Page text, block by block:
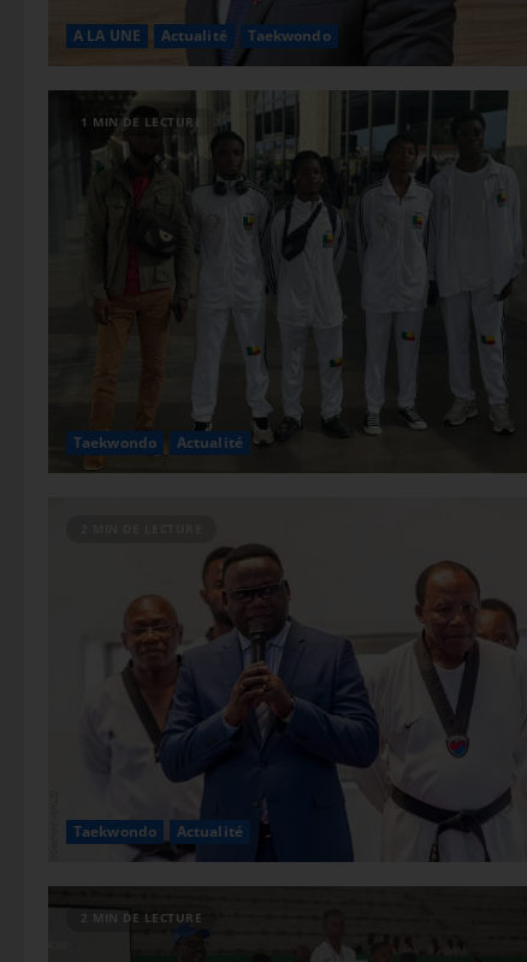
A LA UNE Actualité Taekwondo
1 MIN DE LECTURE
Taekwondo Actualité
Taekwondo Actualité
2 MIN DE LECTURE